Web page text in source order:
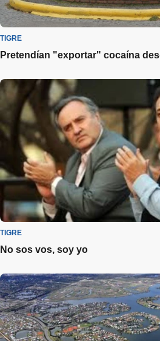
TIGRE
Pretendían "exportar" cocaína
TIGRE
No sos vos, soy yo